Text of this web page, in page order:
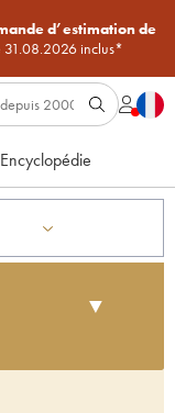
d’estimation de
31.08.2026 inclus*
Encyclopédie
▼